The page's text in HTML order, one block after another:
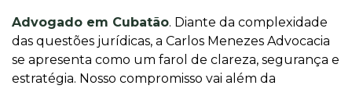
Advogado em Cubatão. Diante da complexidade
das questões jurídicas, a Carlos Menezes Advocacia
se apresenta como um farol de clareza, segurança e
estratégia. Nosso compromisso vai além da